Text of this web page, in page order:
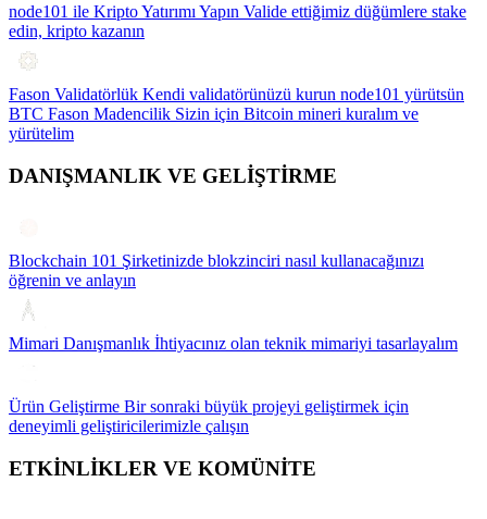
node101 ile Kripto Yatırımı Yapın Valide ettiğimiz düğümlere stake
edin, kripto kazanın
Fason Validatörlük Kendi validatörünüzü kurun node101 yürütsün
BTC Fason Madencilik Sizin için Bitcoin mineri kuralım ve
yürütelim
DANIŞMANLIK VE GELİŞTİRME
Blockchain 101 Şirketinizde blokzinciri nasıl kullanacağınızı
öğrenin ve anlayın
Mimari Danışmanlık İhtiyacınız olan teknik mimariyi tasarlayalım
Ürün Geliştirme Bir sonraki büyük projeyi geliştirmek için
deneyimli geliştiricilerimizle çalışın
ETKİNLİKLER VE KOMÜNİTE